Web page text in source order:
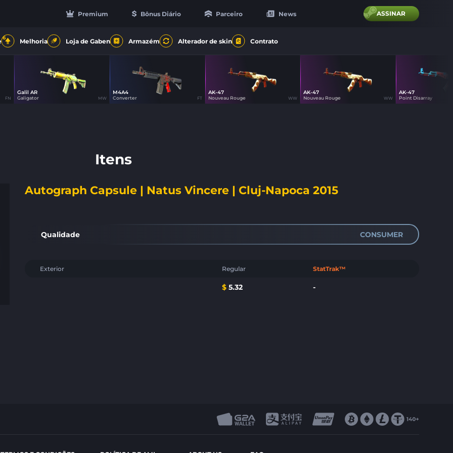
Premium Bônus Diário Parceiro News ASSINAR
6 Melhoria Loja de Gaben Armazém Alterador de skin Contrato
FN
Galil AR
Galigator MW
M4A4
Converter FT
AK-47
Nouveau Rouge WW
AK-47
Nouveau Rouge WW
AK-47
Point Disarray
Itens
Autograph Capsule | Natus Vincere | Cluj-Napoca 2015
Qualidade CONSUMER
Exterior Regular StatTrak™
$ 5.32 -